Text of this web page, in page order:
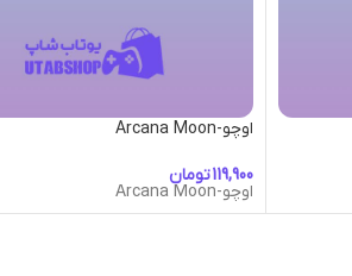
اوچو-Arcana Moon
تومان
اوچو-Arcana Moon